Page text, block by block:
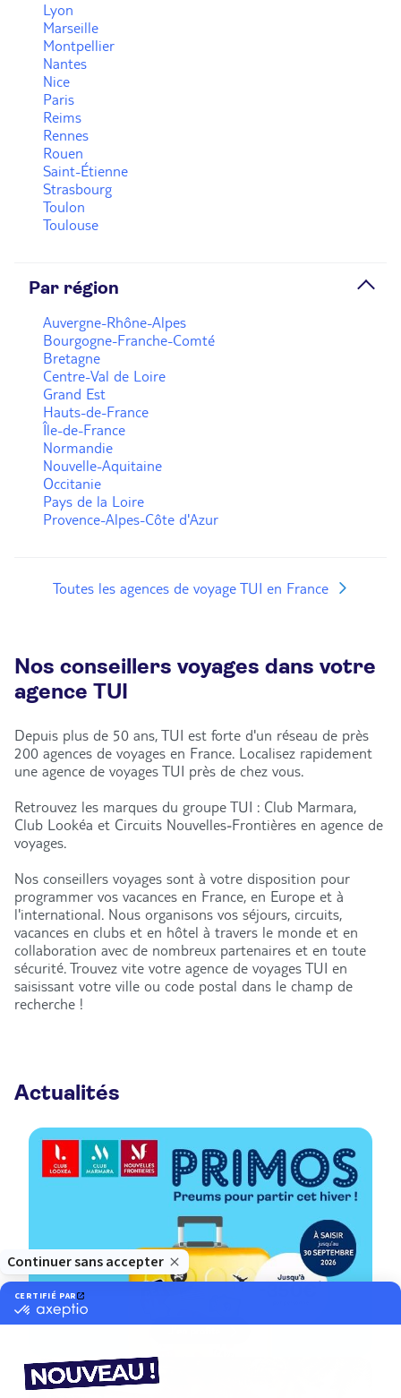
Lyon
Marseille
Montpellier
Nantes
Nice
Paris
Reims
Rennes
Rouen
Saint-Étienne
Strasbourg
Toulon
Toulouse
Par région
Auvergne-Rhône-Alpes
Bourgogne-Franche-Comté
Bretagne
Centre-Val de Loire
Grand Est
Hauts-de-France
Île-de-France
Normandie
Nouvelle-Aquitaine
Occitanie
Pays de la Loire
Provence-Alpes-Côte d'Azur
Toutes les agences de voyage TUI en France
Nos conseillers voyages dans votre
agence TUI
Depuis plus de 50 ans, TUI est forte d'un réseau de près
200 agences de voyages en France. Localisez rapidement
une agence de voyages TUI près de chez vous.
Retrouvez les marques du groupe TUI : Club Marmara,
Club Lookéa et Circuits Nouvelles-Frontières en agence de
voyages.
Nos conseillers voyages sont à votre disposition pour
programmer vos vacances en France, en Europe et à
l'international. Nous organisons vos séjours, circuits,
vacances en clubs et en hôtel à travers le monde et en
collaboration avec de nombreux partenaires et en toute
sécurité. Trouvez vite votre agence de voyages TUI en
saisissant votre ville ou code postal dans le champ de
recherche !
Actualités